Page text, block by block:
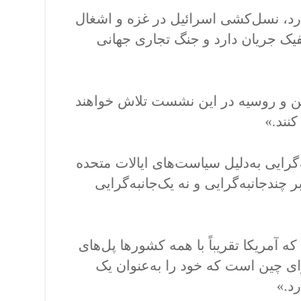
نسل‌کشی اسرائیل در غزه و اشغال
جریان دارد و جنگ تجاری جهانی
و روسیه در این نشست تلاش خواهند
به‌دلیل سیاست‌های ایالات متحده
و نه یک‌جانبه‌گرایی
تقریباً با همه کشورها پل‌های
چین است که خود را به‌عنوان یک